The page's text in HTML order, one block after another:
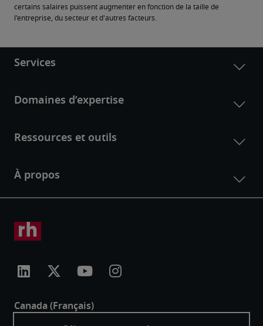
certains salaires puissent augmenter en fonction de la taille de
l'entreprise, du secteur et d'autres facteurs.